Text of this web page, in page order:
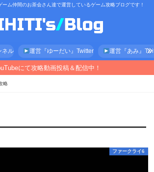
ム仲間のお茶会さん達で運営しているゲーム攻略ブログです！
ネル 運営『ゆーだい』Twitter 運営『あみ』
にて攻略動画投稿＆配信中！
略
ファークライ6